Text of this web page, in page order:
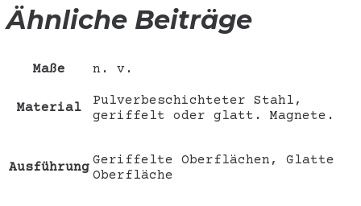
Ähnliche Beiträge
Maße n. v.
Material
Pulverbeschichteter Stahl,
geriffelt oder glatt. Magnete.
Ausführung Geriffelte Oberflächen, Glatte
Oberfläche